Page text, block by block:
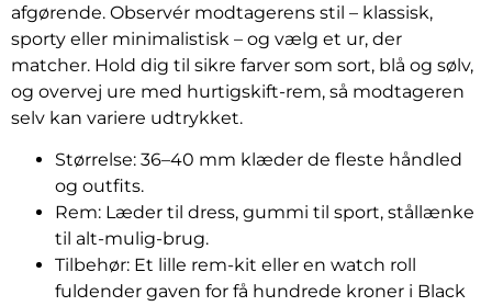
afgørende. Observér modtagerens stil – klassisk,
sporty eller minimalistisk – og vælg et ur, der
matcher. Hold dig til sikre farver som sort, blå og sølv,
og overvej ure med hurtigskift-rem, så modtageren
selv kan variere udtrykket.
Størrelse: 36–40 mm klæder de fleste håndled
og outfits.
Rem: Læder til dress, gummi til sport, stållænke
til alt-mulig-brug.
Tilbehør: Et lille rem-kit eller en watch roll
fuldender gaven for få hundrede kroner i Black